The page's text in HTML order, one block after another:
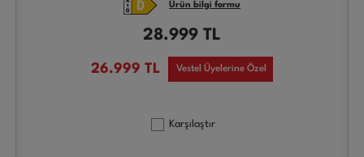
Ürün bilgi formu
28.999 TL
26.999 TL Vestel Üyelerine Özel
Karşılaştır